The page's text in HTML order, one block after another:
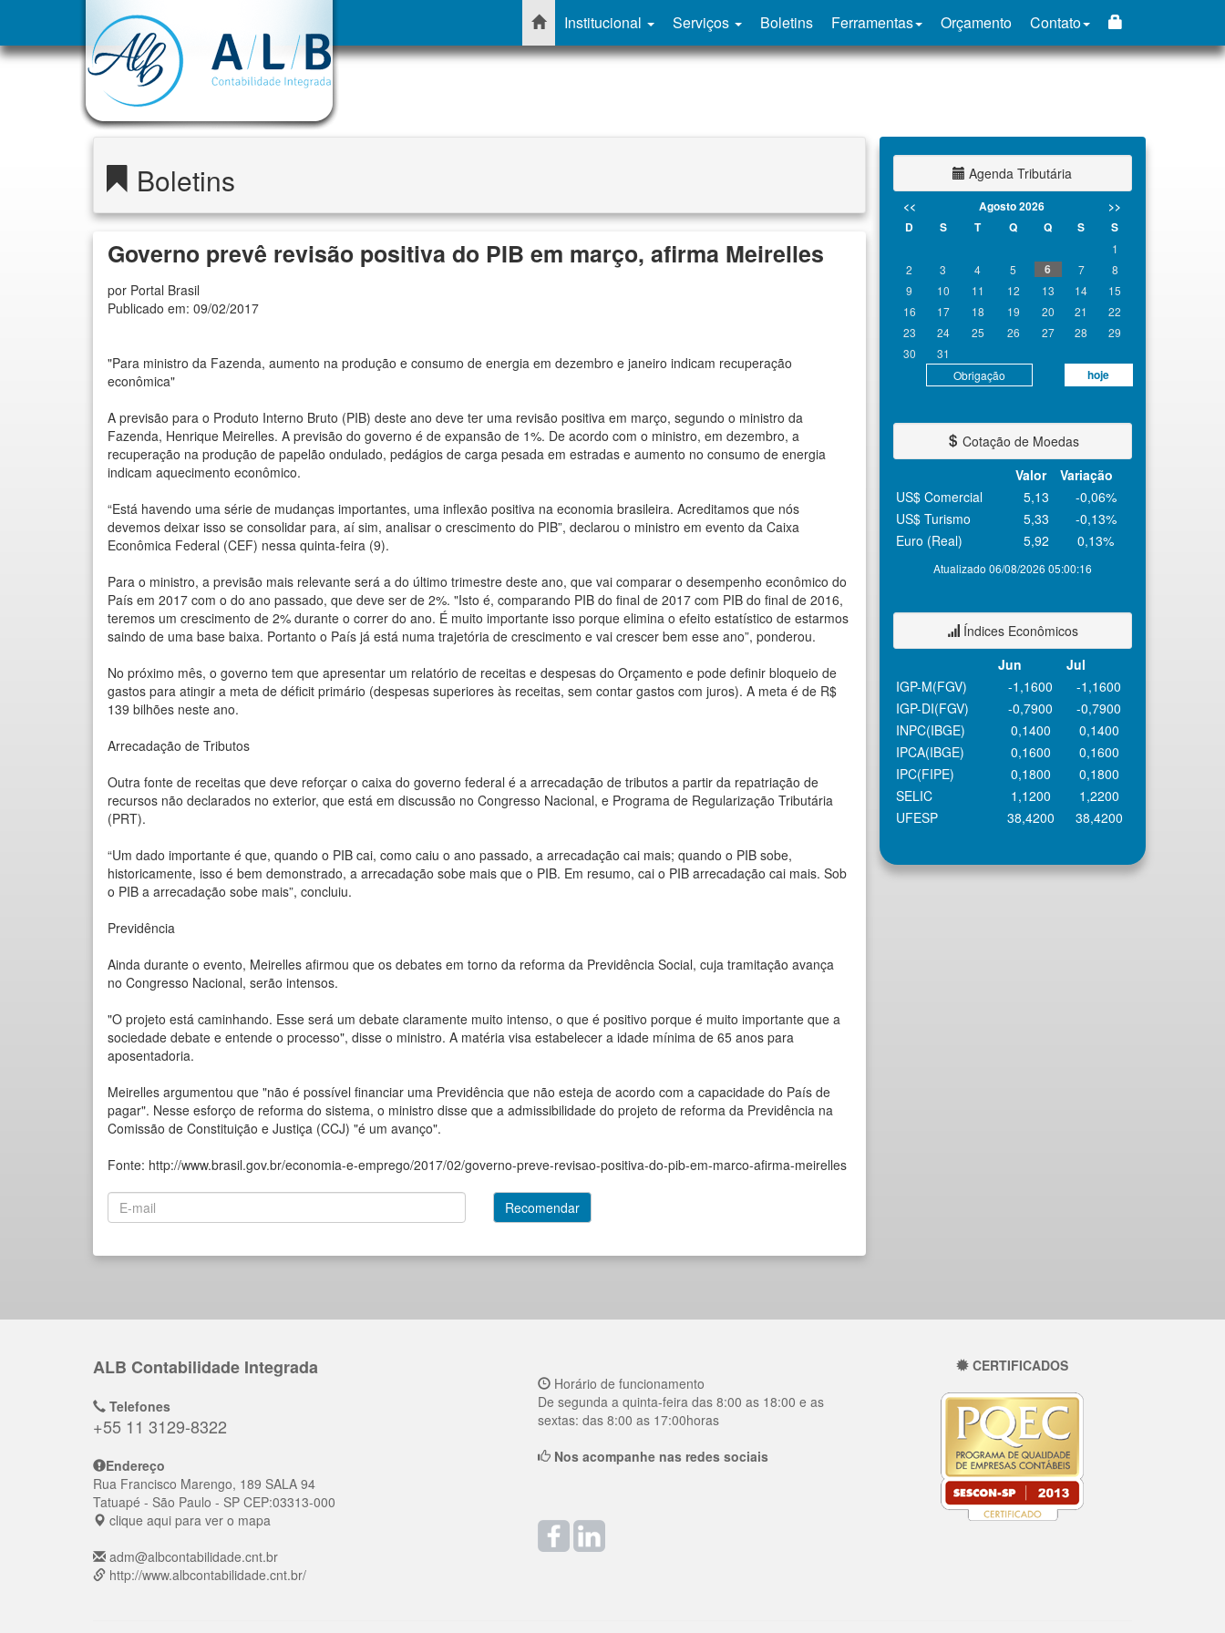
Institucional Serviços Boletins Ferramentas Orçamento Contato
Boletins
Governo prevê revisão positiva do PIB em março, afirma Meirelles
por Portal Brasil
Publicado em: 09/02/2017
"Para ministro da Fazenda, aumento na produção e consumo de energia em dezembro e janeiro indicam recuperação
econômica"
A previsão para o Produto Interno Bruto (PIB) deste ano deve ter uma revisão positiva em março, segundo o ministro da
Fazenda, Henrique Meirelles. A previsão do governo é de expansão de 1%. De acordo com o ministro, em dezembro, a
recuperação na produção de papelão ondulado, pedágios de carga pesada em estradas e aumento no consumo de energia
indicam aquecimento econômico.
“Está havendo uma série de mudanças importantes, uma inflexão positiva na economia brasileira. Acreditamos que nós
devemos deixar isso se consolidar para, aí sim, analisar o crescimento do PIB”, declarou o ministro em evento da Caixa
Econômica Federal (CEF) nessa quinta-feira (9).
Para o ministro, a previsão mais relevante será a do último trimestre deste ano, que vai comparar o desempenho econômico do
País em 2017 com o do ano passado, que deve ser de 2%. "Isto é, comparando PIB do final de 2017 com PIB do final de 2016,
teremos um crescimento de 2% durante o correr do ano. É muito importante isso porque elimina o efeito estatístico de estarmos
saindo de uma base baixa. Portanto o País já está numa trajetória de crescimento e vai crescer bem esse ano”, ponderou.
No próximo mês, o governo tem que apresentar um relatório de receitas e despesas do Orçamento e pode definir bloqueio de
gastos para atingir a meta de déficit primário (despesas superiores às receitas, sem contar gastos com juros). A meta é de R$
139 bilhões neste ano.
Arrecadação de Tributos
Outra fonte de receitas que deve reforçar o caixa do governo federal é a arrecadação de tributos a partir da repatriação de
recursos não declarados no exterior, que está em discussão no Congresso Nacional, e Programa de Regularização Tributária
(PRT).
“Um dado importante é que, quando o PIB cai, como caiu o ano passado, a arrecadação cai mais; quando o PIB sobe,
historicamente, isso é bem demonstrado, a arrecadação sobe mais que o PIB. Em resumo, cai o PIB arrecadação cai mais. Sob
o PIB a arrecadação sobe mais”, concluiu.
Previdência
Ainda durante o evento, Meirelles afirmou que os debates em torno da reforma da Previdência Social, cuja tramitação avança
no Congresso Nacional, serão intensos.
"O projeto está caminhando. Esse será um debate claramente muito intenso, o que é positivo porque é muito importante que a
sociedade debate e entende o processo", disse o ministro. A matéria visa estabelecer a idade mínima de 65 anos para
aposentadoria.
Meirelles argumentou que "não é possível financiar uma Previdência que não esteja de acordo com a capacidade do País de
pagar". Nesse esforço de reforma do sistema, o ministro disse que a admissibilidade do projeto de reforma da Previdência na
Comissão de Constituição e Justiça (CCJ) "é um avanço".
Fonte: http://www.brasil.gov.br/economia-e-emprego/2017/02/governo-preve-revisao-positiva-do-pib-em-marco-afirma-meirelles
Agenda Tributária
<< Agosto 2026
>>
D
S T Q Q S S
Obrigação hoje
1
2
3 4 5 6 7
8
9
10 11 12 13 14
15
16
17 18 19 20 21
22
23
24 25 26 27 28
29
30
31
Cotação de Moedas
Valor
Variação
Atualizado 06/08/2026 05:00:16
US$ Comercial 5,13
-0,06%
US$ Turismo
5,33
-0,13%
Euro (Real)
5,92 0,13%
Índices Econômicos
Jun
Jul
IGP-M(FGV)
-1,1600
-1,1600
IGP-DI(FGV)
-0,7900
-0,7900
INPC(IBGE)
0,1400
0,1400
IPCA(IBGE)
0,1600
0,1600
IPC(FIPE)
0,1800
0,1800
SELIC
1,1200
1,2200
UFESP
38,4200 38,4200
ALB Contabilidade Integrada
Telefones
+55 11 3129-8322
Endereço
Rua Francisco Marengo, 189 SALA 94
Tatuapé - São Paulo - SP CEP:03313-000
clique aqui para ver o mapa
adm@albcontabilidade.cnt.br
http://www.albcontabilidade.cnt.br/
Horário de funcionamento
De segunda a quinta-feira das 8:00 as 18:00 e as
sextas: das 8:00 as 17:00horas
Nos acompanhe nas redes sociais
CERTIFICADOS